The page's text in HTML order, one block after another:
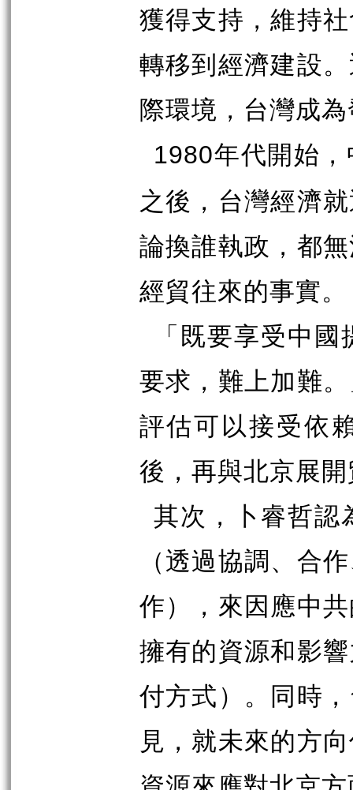
獲得支持，維持
轉移到經濟建設
際環境，台灣成
1980年代開始
之後，台灣經濟
論換誰執政，都
經貿往來的事實。
「既要享受中
要求，難上加難
評估可以接受依
後，再與北京展
其次，卜睿哲認
（透過協調、合
作），來因應中
擁有的資源和影
付方式）。同時
見，就未來的方